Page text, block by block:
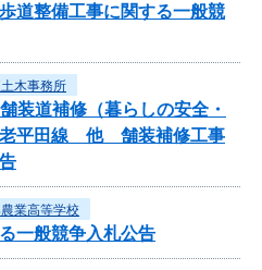
道整備工事に関する一般競
木事務所
装道補修（暮らしの安全・
老平田線 他 舗装補修工事
業高等学校
一般競争入札公告